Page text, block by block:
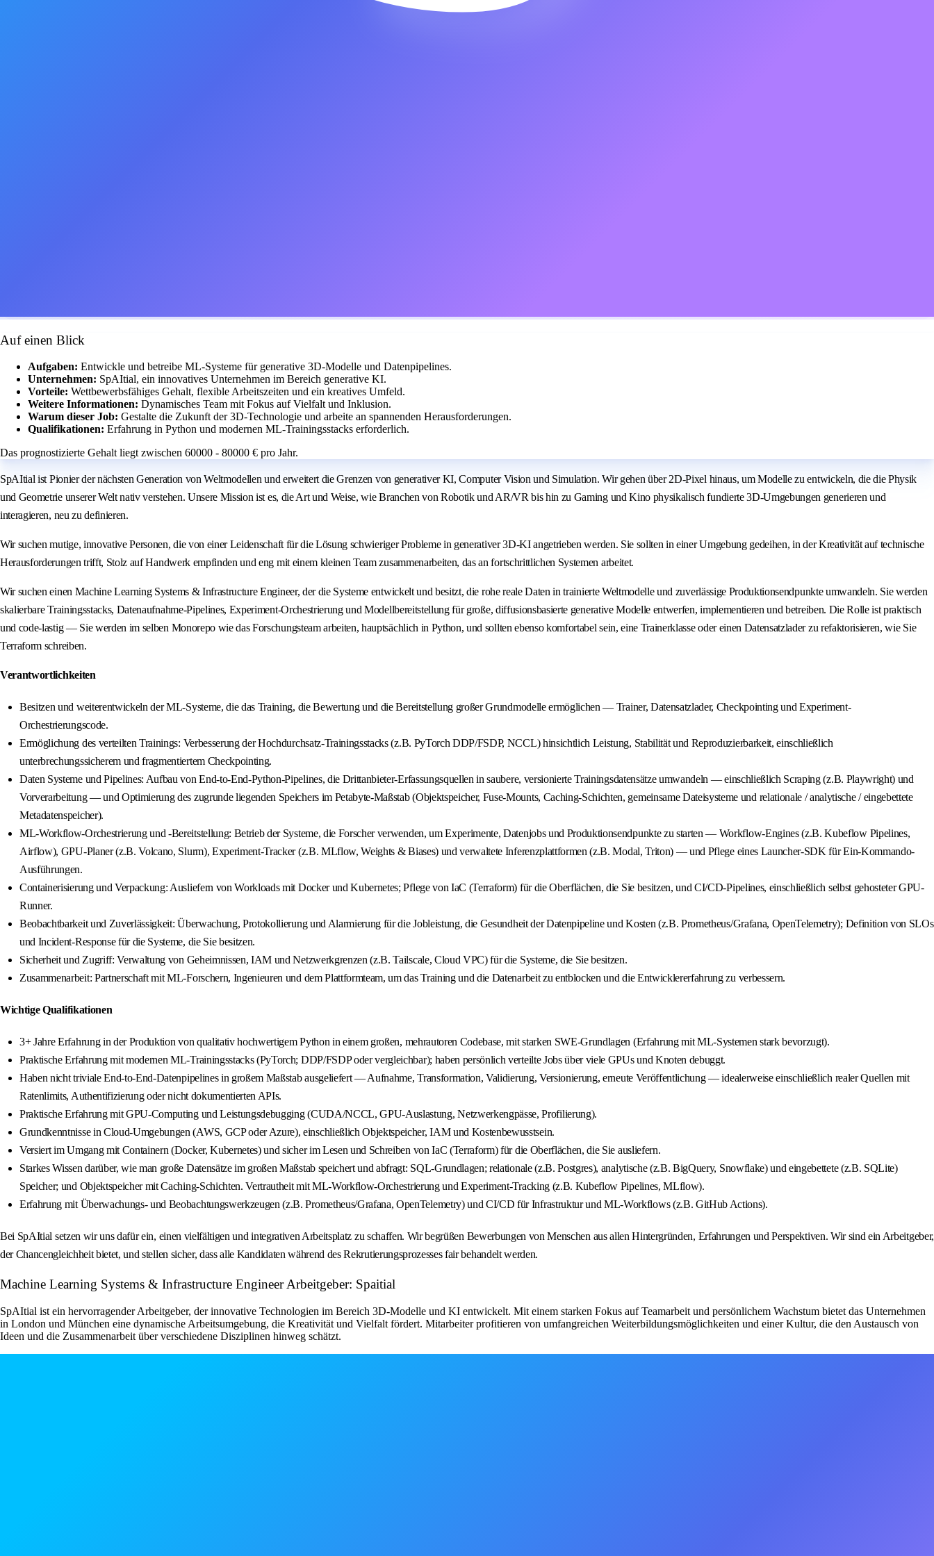
Auf einen Blick
Aufgaben: Entwickle und betreibe ML-Systeme für generative 3D-Modelle und Datenpipelines.
Unternehmen: SpAItial, ein innovatives Unternehmen im Bereich generative KI.
Vorteile: Wettbewerbsfähiges Gehalt, flexible Arbeitszeiten und ein kreatives Umfeld.
Weitere Informationen: Dynamisches Team mit Fokus auf Vielfalt und Inklusion.
Warum dieser Job: Gestalte die Zukunft der 3D-Technologie und arbeite an spannenden Herausforderungen.
Qualifikationen: Erfahrung in Python und modernen ML-Trainingsstacks erforderlich.
Das prognostizierte Gehalt liegt zwischen 60000 - 80000 € pro Jahr.
SpAItial ist Pionier der nächsten Generation von Weltmodellen und erweitert die Grenzen von generativer KI, Computer Vision und Simulation. Wir gehen über 2D-Pixel hinaus, um Modelle zu entwickeln, die die Physik
und Geometrie unserer Welt nativ verstehen. Unsere Mission ist es, die Art und Weise, wie Branchen von Robotik und AR/VR bis hin zu Gaming und Kino physikalisch fundierte 3D-Umgebungen generieren und
interagieren, neu zu definieren.
Wir suchen mutige, innovative Personen, die von einer Leidenschaft für die Lösung schwieriger Probleme in generativer 3D-KI angetrieben werden. Sie sollten in einer Umgebung gedeihen, in der Kreativität auf technische
Herausforderungen trifft, Stolz auf Handwerk empfinden und eng mit einem kleinen Team zusammenarbeiten, das an fortschrittlichen Systemen arbeitet.
Wir suchen einen Machine Learning Systems & Infrastructure Engineer, der die Systeme entwickelt und besitzt, die rohe reale Daten in trainierte Weltmodelle und zuverlässige Produktionsendpunkte umwandeln. Sie werden
skalierbare Trainingsstacks, Datenaufnahme-Pipelines, Experiment-Orchestrierung und Modellbereitstellung für große, diffusionsbasierte generative Modelle entwerfen, implementieren und betreiben. Die Rolle ist praktisch
und code-lastig — Sie werden im selben Monorepo wie das Forschungsteam arbeiten, hauptsächlich in Python, und sollten ebenso komfortabel sein, eine Trainerklasse oder einen Datensatzlader zu refaktorisieren, wie Sie
Terraform schreiben.
Verantwortlichkeiten
Besitzen und weiterentwickeln der ML-Systeme, die das Training, die Bewertung und die Bereitstellung großer Grundmodelle ermöglichen — Trainer, Datensatzlader, Checkpointing und Experiment-
Orchestrierungscode.
Ermöglichung des verteilten Trainings: Verbesserung der Hochdurchsatz-Trainingsstacks (z.B. PyTorch DDP/FSDP, NCCL) hinsichtlich Leistung, Stabilität und Reproduzierbarkeit, einschließlich
unterbrechungssicherem und fragmentiertem Checkpointing.
Daten Systeme und Pipelines: Aufbau von End-to-End-Python-Pipelines, die Drittanbieter-Erfassungsquellen in saubere, versionierte Trainingsdatensätze umwandeln — einschließlich Scraping (z.B. Playwright) und
Vorverarbeitung — und Optimierung des zugrunde liegenden Speichers im Petabyte-Maßstab (Objektspeicher, Fuse-Mounts, Caching-Schichten, gemeinsame Dateisysteme und relationale / analytische / eingebettete
Metadatenspeicher).
ML-Workflow-Orchestrierung und -Bereitstellung: Betrieb der Systeme, die Forscher verwenden, um Experimente, Datenjobs und Produktionsendpunkte zu starten — Workflow-Engines (z.B. Kubeflow Pipelines,
Airflow), GPU-Planer (z.B. Volcano, Slurm), Experiment-Tracker (z.B. MLflow, Weights & Biases) und verwaltete Inferenzplattformen (z.B. Modal, Triton) — und Pflege eines Launcher-SDK für Ein-Kommando-
Ausführungen.
Containerisierung und Verpackung: Ausliefern von Workloads mit Docker und Kubernetes; Pflege von IaC (Terraform) für die Oberflächen, die Sie besitzen, und CI/CD-Pipelines, einschließlich selbst gehosteter GPU-
Runner.
Beobachtbarkeit und Zuverlässigkeit: Überwachung, Protokollierung und Alarmierung für die Jobleistung, die Gesundheit der Datenpipeline und Kosten (z.B. Prometheus/Grafana, OpenTelemetry); Definition von SLOs
und Incident-Response für die Systeme, die Sie besitzen.
Sicherheit und Zugriff: Verwaltung von Geheimnissen, IAM und Netzwerkgrenzen (z.B. Tailscale, Cloud VPC) für die Systeme, die Sie besitzen.
Zusammenarbeit: Partnerschaft mit ML-Forschern, Ingenieuren und dem Plattformteam, um das Training und die Datenarbeit zu entblocken und die Entwicklererfahrung zu verbessern.
Wichtige Qualifikationen
3+ Jahre Erfahrung in der Produktion von qualitativ hochwertigem Python in einem großen, mehrautoren Codebase, mit starken SWE-Grundlagen (Erfahrung mit ML-Systemen stark bevorzugt).
Praktische Erfahrung mit modernen ML-Trainingsstacks (PyTorch; DDP/FSDP oder vergleichbar); haben persönlich verteilte Jobs über viele GPUs und Knoten debuggt.
Haben nicht triviale End-to-End-Datenpipelines in großem Maßstab ausgeliefert — Aufnahme, Transformation, Validierung, Versionierung, erneute Veröffentlichung — idealerweise einschließlich realer Quellen mit
Ratenlimits, Authentifizierung oder nicht dokumentierten APIs.
Praktische Erfahrung mit GPU-Computing und Leistungsdebugging (CUDA/NCCL, GPU-Auslastung, Netzwerkengpässe, Profilierung).
Grundkenntnisse in Cloud-Umgebungen (AWS, GCP oder Azure), einschließlich Objektspeicher, IAM und Kostenbewusstsein.
Versiert im Umgang mit Containern (Docker, Kubernetes) und sicher im Lesen und Schreiben von IaC (Terraform) für die Oberflächen, die Sie ausliefern.
Starkes Wissen darüber, wie man große Datensätze im großen Maßstab speichert und abfragt: SQL-Grundlagen; relationale (z.B. Postgres), analytische (z.B. BigQuery, Snowflake) und eingebettete (z.B. SQLite)
Speicher; und Objektspeicher mit Caching-Schichten. Vertrautheit mit ML-Workflow-Orchestrierung und Experiment-Tracking (z.B. Kubeflow Pipelines, MLflow).
Erfahrung mit Überwachungs- und Beobachtungswerkzeugen (z.B. Prometheus/Grafana, OpenTelemetry) und CI/CD für Infrastruktur und ML-Workflows (z.B. GitHub Actions).
Bei SpAItial setzen wir uns dafür ein, einen vielfältigen und integrativen Arbeitsplatz zu schaffen. Wir begrüßen Bewerbungen von Menschen aus allen Hintergründen, Erfahrungen und Perspektiven. Wir sind ein Arbeitgeber,
der Chancengleichheit bietet, und stellen sicher, dass alle Kandidaten während des Rekrutierungsprozesses fair behandelt werden.
Machine Learning Systems & Infrastructure Engineer Arbeitgeber: Spaitial
SpAItial ist ein hervorragender Arbeitgeber, der innovative Technologien im Bereich 3D-Modelle und KI entwickelt. Mit einem starken Fokus auf Teamarbeit und persönlichem Wachstum bietet das Unternehmen
in London und München eine dynamische Arbeitsumgebung, die Kreativität und Vielfalt fördert. Mitarbeiter profitieren von umfangreichen Weiterbildungsmöglichkeiten und einer Kultur, die den Austausch von
Ideen und die Zusammenarbeit über verschiedene Disziplinen hinweg schätzt.